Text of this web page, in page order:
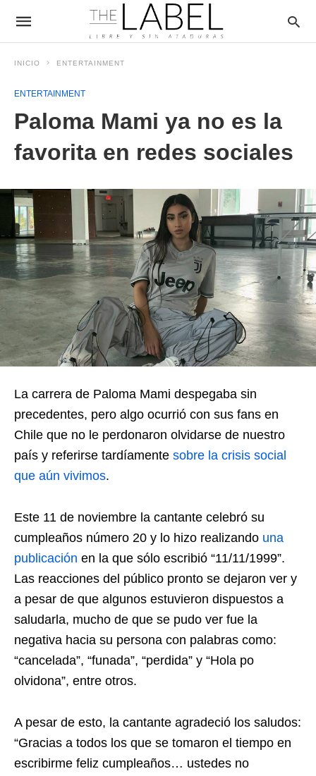
INICIO ENTERTAINMENT
ENTERTAINMENT
Paloma Mami ya no es la
favorita en redes sociales
La carrera de Paloma Mami despegaba sin
precedentes, pero algo ocurrió con sus fans en
Chile que no le perdonaron olvidarse de nuestro
país y referirse tardíamente sobre la crisis social
que aún vivimos.
Este 11 de noviembre la cantante celebró su
cumpleaños número 20 y lo hizo realizando una
publicación en la que sólo escribió “11/11/1999”.
Las reacciones del público pronto se dejaron ver y
a pesar de que algunos estuvieron dispuestos a
saludarla, mucho de que se pudo ver fue la
negativa hacia su persona con palabras como:
“cancelada”, “funada”, “perdida” y “Hola po
olvidona”, entre otros.
A pesar de esto, la cantante agradeció los saludos:
“Gracias a todos los que se tomaron el tiempo en
escribirme feliz cumpleaños… ustedes no